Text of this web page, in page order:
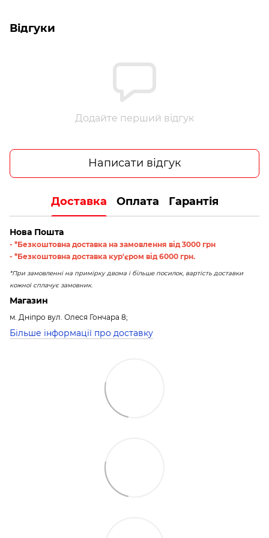
Відгуки
Додайте перший відгук
Написати відгук
Доставка Оплата Гарантія
Нова Пошта
- *Безкоштовна доставка на замовлення від 3000 грн
- *Безкоштовна доставка кур'єром від 6000 грн.
*При замовленні на примірку двома і більше посилок, вартість доставки
кожної сплачує замовник.
Магазин
м. Дніпро вул. Олеся Гончара 8;
Більше інформації про доставку